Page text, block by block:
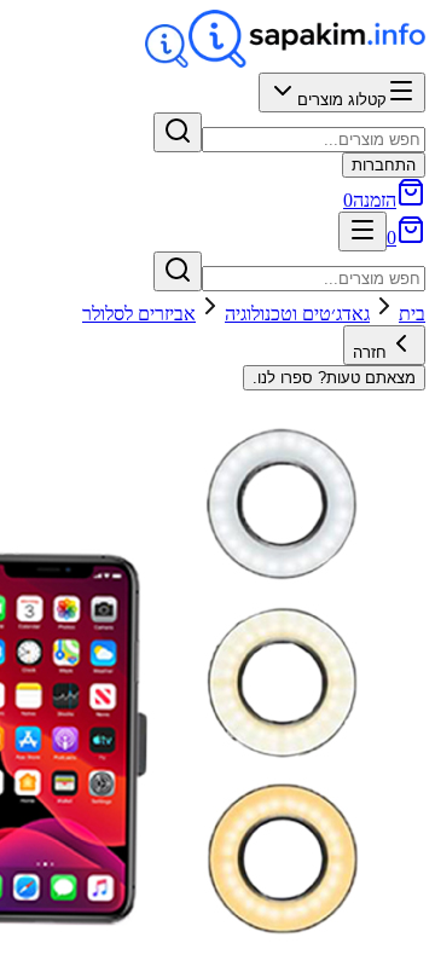
קטלוג מוצרים
התחברות
הזמנה0
0
בית גאדג׳טים וטכנולוגיה אביזרים לסלולר
חזרה
מצאתם טעות? ספרו לנו.